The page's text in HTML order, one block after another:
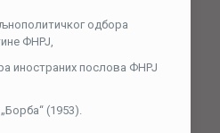
одбора
ФНРЈ,
иностраних послова ФНРЈ
(1953).